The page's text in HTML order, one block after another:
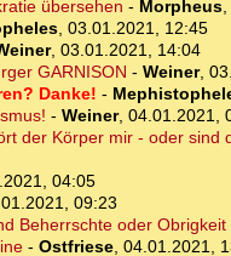
übersehen - Morpheus,
, 03.01.2021, 12:45
, 03.01.2021, 14:04
GARNISON - Weiner,
Danke! -
- Weiner, 04.01.2021,
der Körper mir - oder
04:05
09:23
Beherrschte oder
- Ostfriese, 04.01.2021,